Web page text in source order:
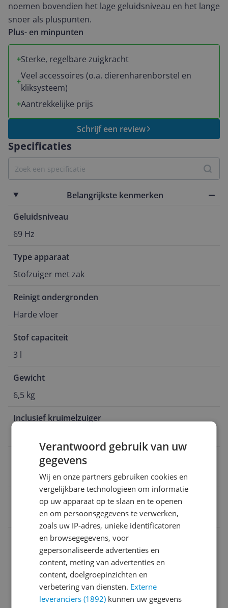
Specificaties
Belangrijkste kenmerken
Geluidsniveau
69 Hz
Type apparaat
Stofzuiger met zak
Reinigt ondergronden
Harde vloer
Stof capaciteit
3 l
Gewicht
6,5 kg
Inclusief kruimelzuiger
Snoerlengte
8712876105070
Bijgeleverde accessoires en toebehoren
Instellingen en functies
Overige kenmerken
Productinformatie
noemen bovendien het lage geluidsniveau en het lange
snoer als pluspunten.
Plus- en minpunten
Sterke, regelbare zuigkracht
Veel accessoires (o.a. dierenharenborstel en
kliksysteem)
Aantrekkelijke prijs
Schrijf een review
Verantwoord gebruik van uw
gegevens
Wij en onze partners gebruiken cookies en
vergelijkbare technologieën om informatie
op uw apparaat op te slaan en te openen
en om persoonsgegevens te verwerken,
zoals uw IP-adres, unieke identificatoren
en browsegegevens, voor
gepersonaliseerde advertenties en
content, meting van advertenties en
content, doelgroepinzichten en
verbetering van diensten. Externe
leveranciers (1892) kunnen uw gegevens